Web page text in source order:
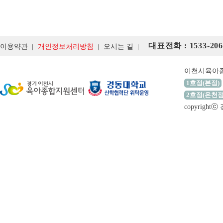
이용약관 개인정보처리방침 오시는 길 대표전화 : 1533-
이천시육아
1호점(본점)
2호점(온천
copyrightⓒ